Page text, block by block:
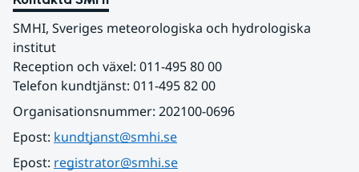
SMHI, Sveriges meteorologiska och hydrologiska
institut
Reception och växel: 011-495 80 00
Telefon kundtjänst: 011-495 82 00
Organisationsnummer: 202100-0696
Epost: kundtjanst@smhi.se
Epost: registrator@smhi.se